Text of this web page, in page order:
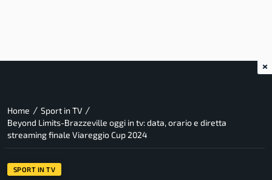
Home / Sport in TV /
Beyond Limits-Brazzeville oggi in tv: data, orario e diretta
streaming finale Viareggio Cup 2024
SPORT IN TV
×